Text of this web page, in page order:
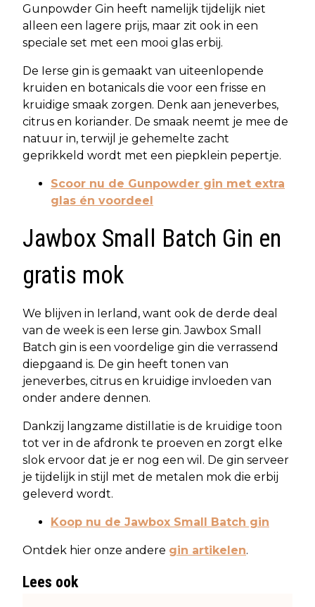
Gunpowder Gin heeft namelijk tijdelijk niet
alleen een lagere prijs, maar zit ook in een
speciale set met een mooi glas erbij.
De Ierse gin is gemaakt van uiteenlopende
kruiden en botanicals die voor een frisse en
kruidige smaak zorgen. Denk aan jeneverbes,
citrus en koriander. De smaak neemt je mee de
natuur in, terwijl je gehemelte zacht
geprikkeld wordt met een piepklein pepertje.
Scoor nu de Gunpowder gin met extra
glas én voordeel
Jawbox Small Batch Gin en
gratis mok
We blijven in Ierland, want ook de derde deal
van de week is een Ierse gin. Jawbox Small
Batch gin is een voordelige gin die verrassend
diepgaand is. De gin heeft tonen van
jeneverbes, citrus en kruidige invloeden van
onder andere dennen.
Dankzij langzame distillatie is de kruidige toon
tot ver in de afdronk te proeven en zorgt elke
slok ervoor dat je er nog een wil. De gin serveer
je tijdelijk in stijl met de metalen mok die erbij
geleverd wordt.
Koop nu de Jawbox Small Batch gin
Ontdek hier onze andere gin artikelen.
Lees ook